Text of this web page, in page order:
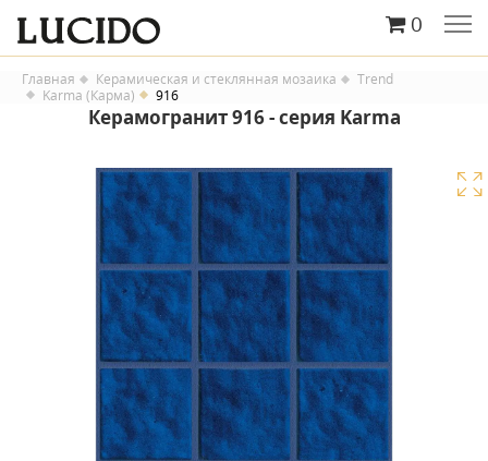
0
Главная Керамическая и стеклянная мозаика
Trend
Karma (Карма)
916
Керамогранит 916 - серия Karma